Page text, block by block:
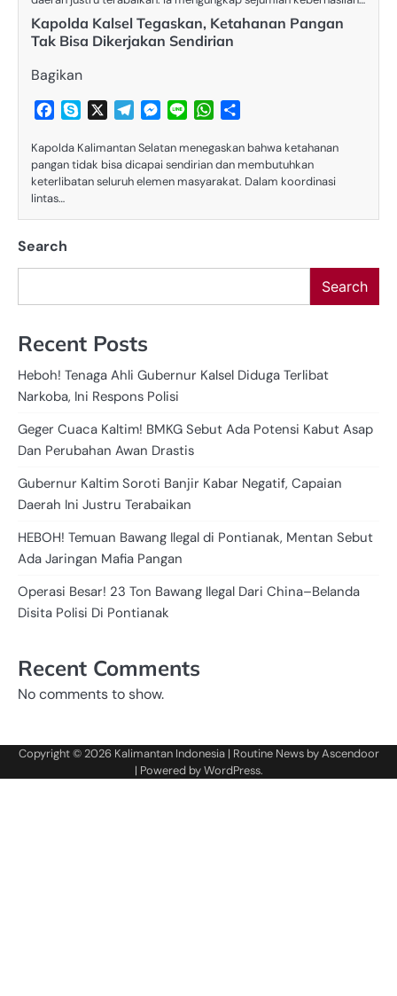
Kapolda Kalsel Tegaskan, Ketahanan Pangan
Tak Bisa Dikerjakan Sendirian
Bagikan
Facebook
Skype TelegramMessenger
Line WhatsApp
Kapolda Kalimantan Selatan menegaskan bahwa ketahanan
pangan tidak bisa dicapai sendirian dan membutuhkan
keterlibatan seluruh elemen masyarakat. Dalam koordinasi
lintas…
Search
Search
Recent Posts
Heboh! Tenaga Ahli Gubernur Kalsel Diduga Terlibat
Narkoba, Ini Respons Polisi
Geger Cuaca Kaltim! BMKG Sebut Ada Potensi Kabut Asap
Dan Perubahan Awan Drastis
Gubernur Kaltim Soroti Banjir Kabar Negatif, Capaian
Daerah Ini Justru Terabaikan
HEBOH! Temuan Bawang Ilegal di Pontianak, Mentan Sebut
Ada Jaringan Mafia Pangan
Operasi Besar! 23 Ton Bawang Ilegal Dari China–Belanda
Disita Polisi Di Pontianak
Recent Comments
No comments to show.
Copyright © 2026 Kalimantan Indonesia| Routine News byAscendoor
| Powered byWordPress.